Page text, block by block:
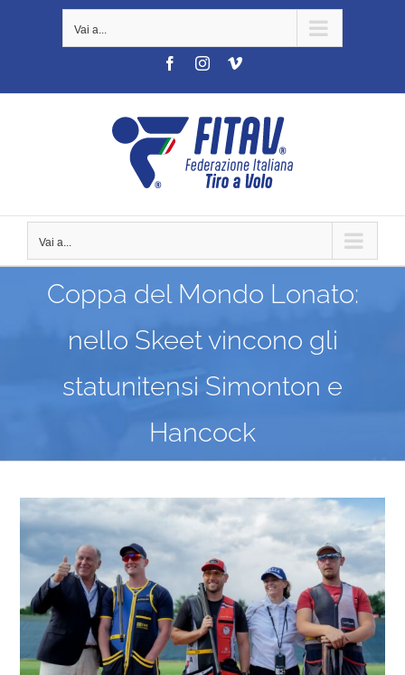
Vai a...
FacebookInstagramVimeo
Vai a...
Coppa del Mondo Lonato:
nello Skeet vincono gli
statunitensi Simonton e
Hancock
Ingrandisci
immagine